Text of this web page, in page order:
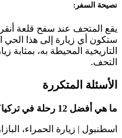
نصيحة السفر:
يقع المتحف عند سفح قلعة
ستكون أي زيارة إلى هذا
التاريخية المحيطة به، بمثابة
التحف.
الأسئلة المتكررة
ما هي أفضل 12 رحلة في تركيا؟
اسطنبول | زيارة الحمراء،